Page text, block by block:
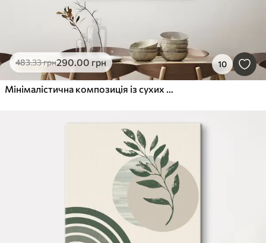
483.33грн290.00 грн 10
Мінімалістична композиція із сухих квітів та трави пампаси на фактурному тлі